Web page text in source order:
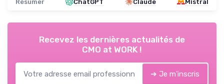
Résumer ChatGPT Claude Mistral
Recevez les dernières actualités de
CMO at WORK !
➔ Je m'inscris